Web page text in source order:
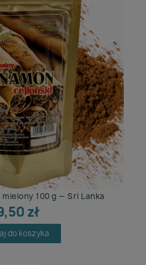
100 g — Sri Lanka
zł
do koszyka